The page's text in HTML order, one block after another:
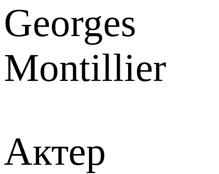
Georges
Montillier
Актер